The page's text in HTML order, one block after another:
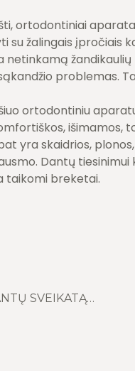
ortodontiniai
su žalingais įpročiais
netinkamą
problemas.
ortodontiniu
išimamos,
yra skaidrios,
Dantų
taikomi breketai.
SVEIKATĄ…